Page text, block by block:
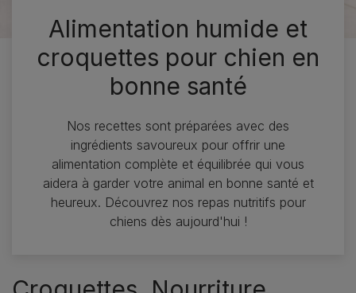
Alimentation humide et
croquettes pour chien en
bonne santé
Nos recettes sont préparées avec des
ingrédients savoureux pour offrir une
alimentation complète et équilibrée qui vous
aidera à garder votre animal en bonne santé et
heureux. Découvrez nos repas nutritifs pour
chiens dès aujourd'hui !